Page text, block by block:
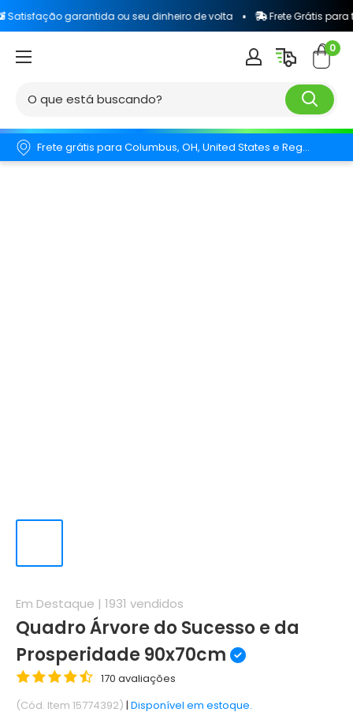
ou seu dinheiro de volta Frete Grátis para todo o Brasil
0
Frete grátis para Columbus, OH, United States e Região.
Em Destaque | 1931 vendidos
Quadro Árvore do Sucesso e da
Prosperidade 90x70cm
170 avaliações
(Cód. Item 15774392) | Disponível em estoque.